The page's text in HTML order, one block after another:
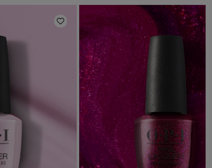
Añadir a la lista de deseos